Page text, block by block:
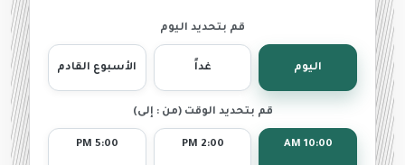
قم بتحديد اليوم
اليوم غداً الأسبوع القادم
قم بتحديد الوقت (من : إلى)
10:00 AM
2:00 PM
5:00 PM